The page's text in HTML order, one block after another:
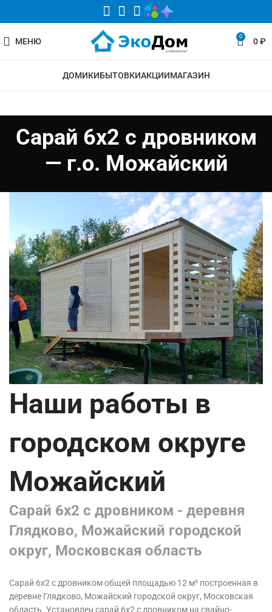
МЕНЮ 0 0₽
ДОМИКИБЫТОВКИАКЦИИМАГАЗИН
Сарай 6х2 с дровником
— г.о. Можайский
Наши работы в
городском округе
Можайский
Сарай 6х2 с дровником - деревня
Глядково, Можайский городской
округ, Московская область
Сарай 6х2 с дровником общей площадью 12 м² построенная в
деревне Глядково, Можайский городской округ, Московская
область. Установлен сарай 6х2 с дровником на свайно-